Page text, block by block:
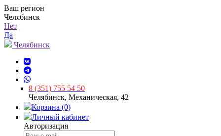
Ваш регион
Челябинск
Нет
Да
Челябинск
8 (351) 755 54 50
Челябинск, Механическая, 42
Корзина (0)
Личный кабинет
Авторизация